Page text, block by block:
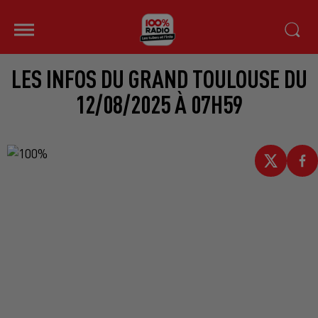
LES INFOS DU GRAND TOULOUSE DU
12/08/2025 À 07H59